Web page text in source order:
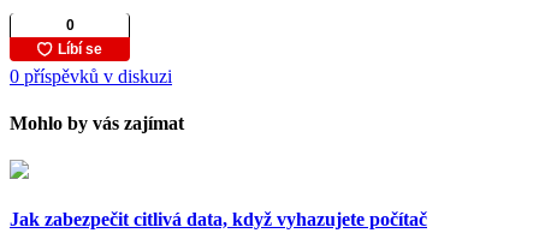
0 příspěvků v diskuzi
Mohlo by vás zajímat
Jak zabezpečit citlivá data, když vyhazujete počítač